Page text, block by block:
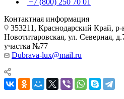
+7 (800) 250 70 01
Контактная информация
353211, Краснодарский Край,
Новотитаровская, ул. Северная,
участка №77
Dubrava-lux@mail.ru